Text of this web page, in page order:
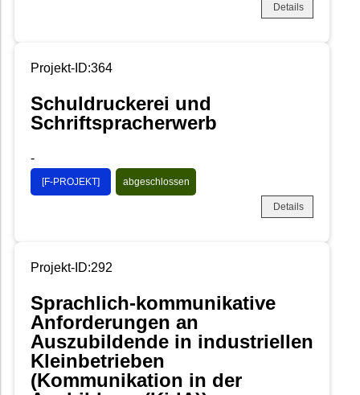
Details
Projekt-ID:364
Schuldruckerei und
Schriftspracherwerb
-
[F-PROJEKT] abgeschlossen
Details
Projekt-ID:292
Sprachlich-kommunikative
Anforderungen an
Auszubildende in industriellen
Kleinbetrieben
(Kommunikation in der